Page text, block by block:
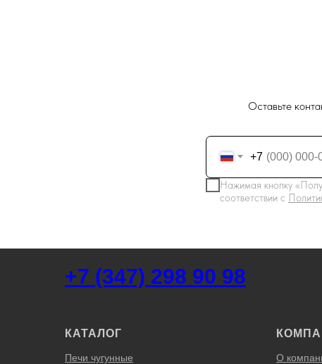
Оставьте
+7
Нажимая кнопку
соответствии с
+7 (347) 298 90 98
КАТАЛОГ
Печи чугунные
О